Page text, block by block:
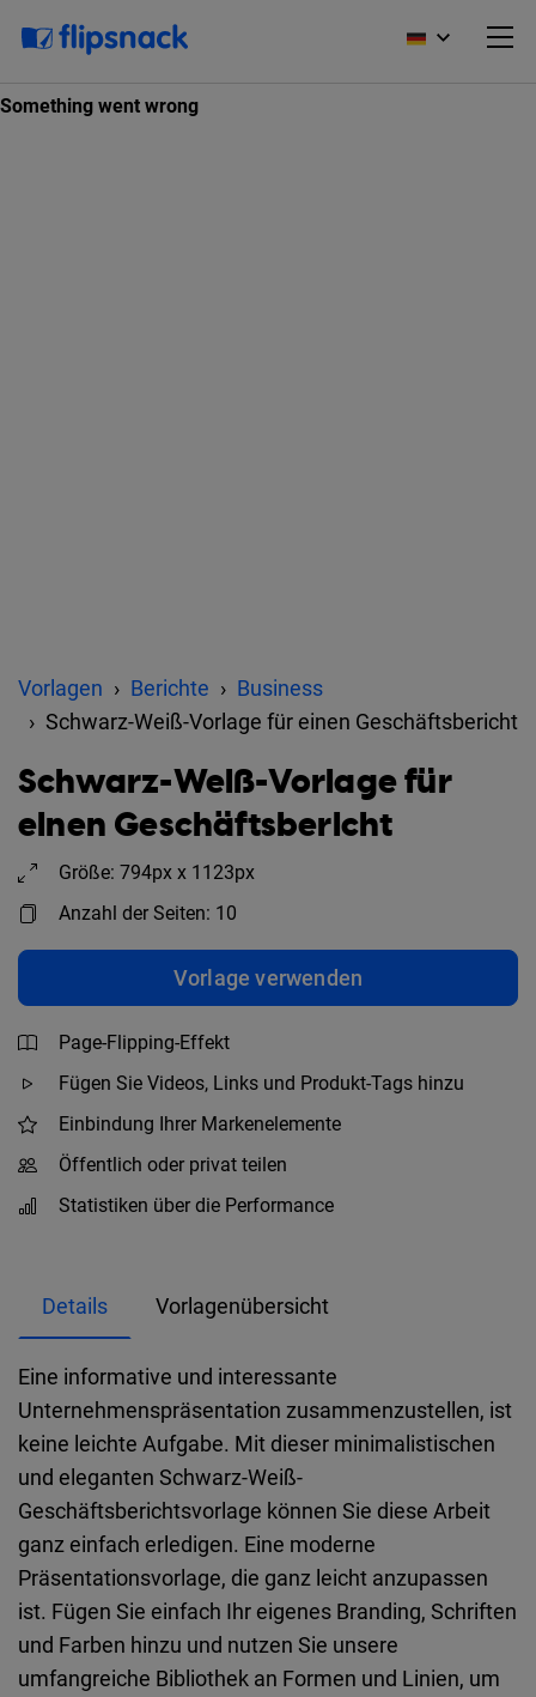
Vorlagen Berichte
Business
Schwarz-Weiß-Vorlage für einen Geschäftsbericht
Schwarz-Weiß-Vorlage für
einen Geschäftsbericht
Größe: 794px x 1123px
Anzahl der Seiten: 10
Vorlage verwenden
Page-Flipping-Effekt
Fügen Sie Videos, Links und Produkt-Tags hinzu
Einbindung Ihrer Markenelemente
Öffentlich oder privat teilen
Statistiken über die Performance
Details Vorlagenübersicht
Eine informative und interessante
Unternehmenspräsentation zusammenzustellen, ist
keine leichte Aufgabe. Mit dieser minimalistischen
und eleganten Schwarz-Weiß-
Geschäftsberichtsvorlage können Sie diese Arbeit
ganz einfach erledigen. Eine moderne
Präsentationsvorlage, die ganz leicht anzupassen
ist. Fügen Sie einfach Ihr eigenes Branding, Schriften
und Farben hinzu und nutzen Sie unsere
umfangreiche Bibliothek an Formen und Linien, um